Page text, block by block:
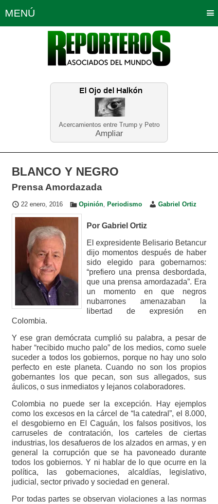
Acercamientos entre Trump y Petro
Ampliar
MENÚ
Política Opinión Bogotá
Planeta Tierra Deportes
Educación Neira
BLANCO Y NEGRO
Prensa Amordazada
22 enero, 2016 Opinión, Periodismo Gabriel Ortiz
Por Gabriel Ortiz
El expresidente Belisario Betancur
dijo momentos después de haber
sido elegido para gobernarnos:
“prefiero una prensa desbordada,
que una prensa amordazada”. Era
un momento en que negros
nubarrones amenazaban la
libertad de expresión en
Colombia.
Y ese gran demócrata cumplió su palabra, a pesar de
haber “recibido mucho palo” de los medios, como suele
suceder a todos los gobiernos, porque no hay uno solo
perfecto en este planeta. Cuando no son los propios
gobernantes los que pecan, son sus allegados, sus
áulicos, o sus inmediatos y lejanos colaboradores.
Colombia no puede ser la excepción. Hay ejemplos
como los excesos en la cárcel de “la catedral”, el 8.000,
el desgobierno en El Caguán, los falsos positivos, los
carruseles de contratación, los carteles de ciertas
industrias, los desafueros de los alzados en armas, y en
general la corrupción que se ha pavoneado durante
todos los gobiernos. Y ni hablar de lo que ocurre en la
política, las gobernaciones, alcaldías, legislativo,
judicial, sector privado y sociedad en general.
Por todas partes se observan violaciones a las normas